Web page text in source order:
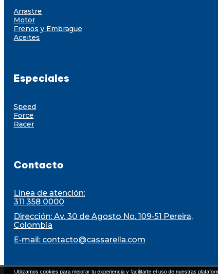
Arrastre
Motor
Frenos y Embrague
Aceites
Especiales
Speed
Force
Racer
Contacto
Línea de atención:
311 358 0000
Dirección: Av. 30 de Agosto No. 109-51 Pereira,
Colombia
E-mail: contacto@cassarella.com
Utilizamos cookies para mejorar tu experiencia y facilitarte el uso de nuestras